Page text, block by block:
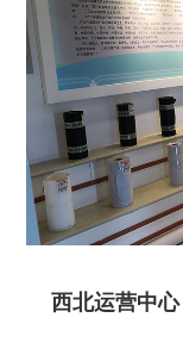
西北运营中心